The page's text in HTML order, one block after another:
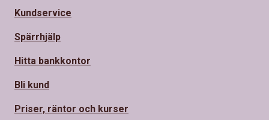
Kundservice
Spärrhjälp
Hitta bankkontor
Bli kund
Priser, räntor och kurser